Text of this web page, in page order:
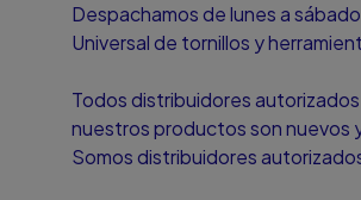
Despachamos de lunes a
Universal de tornillos y
Todos distribuidores
nuestros productos son nuevos
Somos distribuidores